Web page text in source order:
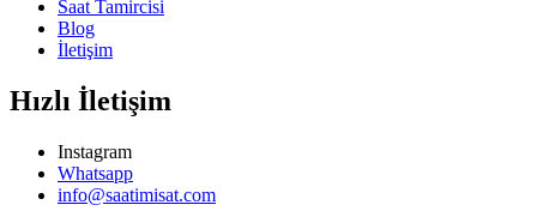
Saat Tamircisi
Blog
İletişim
Hızlı İletişim
Instagram
Whatsapp
info@saatimisat.com